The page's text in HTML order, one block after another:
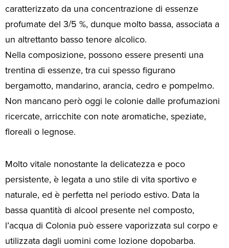
caratterizzato da una concentrazione di essenze
profumate del 3/5 %, dunque molto bassa, associata a
un altrettanto basso tenore alcolico.
Nella composizione, possono essere presenti una
trentina di essenze, tra cui spesso figurano
bergamotto, mandarino, arancia, cedro e pompelmo.
Non mancano però oggi le colonie dalle profumazioni
ricercate, arricchite con note aromatiche, speziate,
floreali o legnose.
Molto vitale nonostante la delicatezza e poco
persistente, è legata a uno stile di vita sportivo e
naturale, ed è perfetta nel periodo estivo. Data la
bassa quantità di alcool presente nel composto,
l’acqua di Colonia può essere vaporizzata sul corpo e
utilizzata dagli uomini come lozione dopobarba.